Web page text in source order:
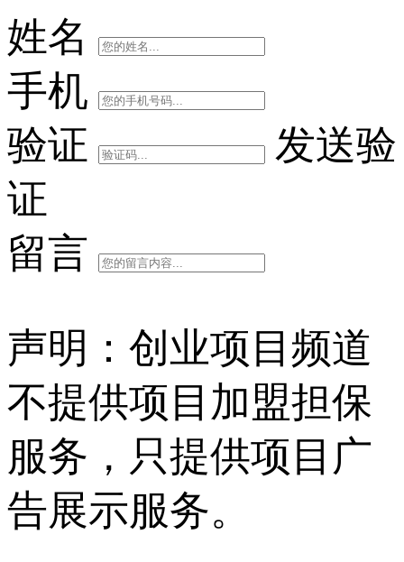
姓名
手机
验证
发送验
证
留言
声明：创业项目频道
不提供项目加盟担保
服务，只提供项目广
告展示服务。